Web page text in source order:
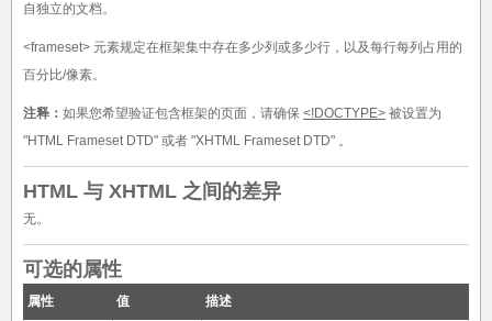
自独立的文档。
<frameset> 元素规定在框架集中存在多少列或多少行，以及每行每列占用的
百分比/像素。
注释： 如果您希望验证包含框架的页面，请确保 <!DOCTYPE> 被设置为
"HTML Frameset DTD" 或者 "XHTML Frameset DTD" 。
HTML 与 XHTML 之间的差异
无。
可选的属性
属性 值 描述